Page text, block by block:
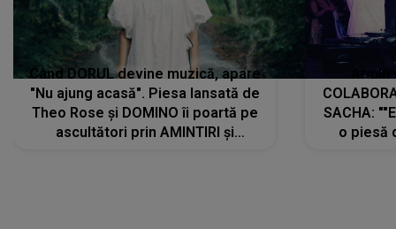
Când DORUL devine muzică, apare
"Nu ajung acasă". Piesa lansată de
Theo Rose și DOMINO îi poartă pe
ascultători prin AMINTIRI și
SACHA:
o piesă